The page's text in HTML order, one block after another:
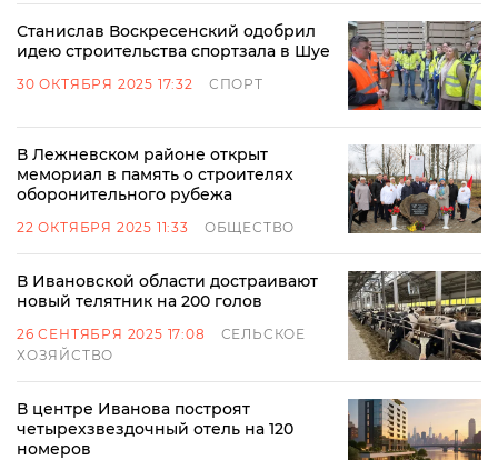
Станислав Воскресенский одобрил
идею строительства спортзала в Шуе
30 ОКТЯБРЯ 2025 17:32 СПОРТ
В Лежневском районе открыт
мемориал в память о строителях
оборонительного рубежа
22 ОКТЯБРЯ 2025 11:33 ОБЩЕСТВО
В Ивановской области достраивают
новый телятник на 200 голов
26 СЕНТЯБРЯ 2025 17:08
СЕЛЬСКОЕ
ХОЗЯЙСТВО
В центре Иванова построят
четырехзвездочный отель на 120
номеров